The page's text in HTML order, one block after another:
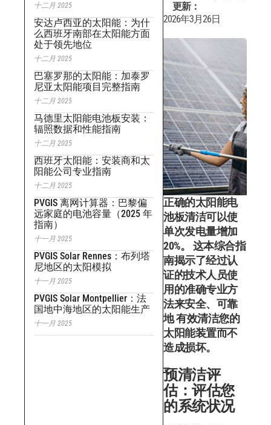
十二月 2025
安达卢西亚的太阳能：为什
么西班牙南部在太阳能方面
处于领先地位
十二月 2025
巴塞罗那的太阳能：加泰罗
尼亚太阳能项目完整指南
十二月 2025
马德里太阳能电池板安装：
辐照数据和性能指南
十二月 2025
西班牙太阳能：安装商和太
阳能公司专业指南
十二月 2025
PVGIS 离网计算器：巴黎偏
远家庭的电池容量（2025 年
指南）
十一月 2025
PVGIS Solar Rennes：布列塔
尼地区的太阳模拟
十一月 2025
PVGIS Solar Montpellier：法
国地中海地区的太阳能生产
十一月 2025
更新：
2026年3月26日
正确的太阳能电
池板清洁可以使
单次发电量增加
20%。 这本综合指
南揭示了经过认
证的技术人员使
用的准确专业方
法来安全、可靠
地 有效清洁您的
太阳能装置而不
造成损坏。
预清洁评
估：评估您
的系统状况